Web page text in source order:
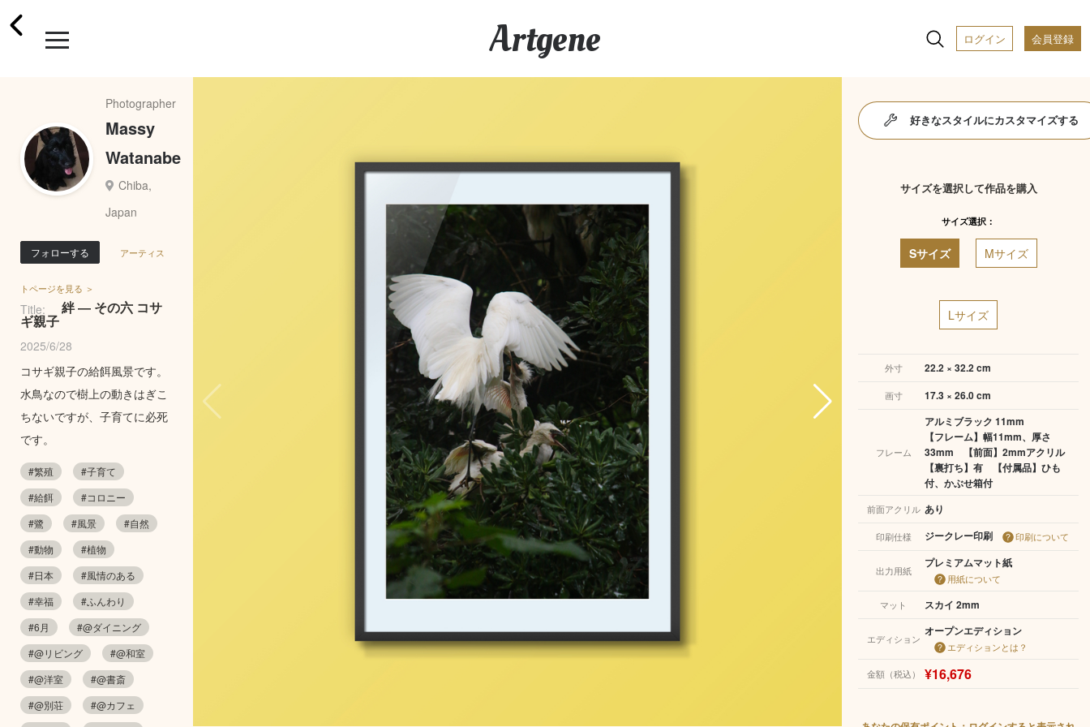
Artgene ログイン 会員登録
Photographer
Massy
Watanabe
Chiba,
Japan
フォローする アーティス
トページを見る ＞
Title: 絆 ― その六 コサ
ギ親子
2025/6/28
コサギ親子の給餌風景です。
水鳥なので樹上の動きはぎこ
ちないですが、子育てに必死
です。
#繁殖
#子育て
#給餌
#コロニー
#鷺
#風景
#自然
#動物
#植物
#日本
#風情のある
#幸福
#ふんわり
#6月
#@ダイニング
#@リビング
#@和室
#@洋室
#@書斎
#@別荘
#@カフェ
好きなスタイルにカスタマイズする
サイズを選択して作品を購入
サイズ選択：
Sサイズ Mサイズ
Lサイズ
外寸 22.2 × 32.2 cm
画寸 17.3 × 26.0 cm
フレーム
アルミブラック 11mm
【フレーム】幅11mm、厚さ
33mm 【前面】2mmアクリル
【裏打ち】有 【付属品】ひも
付、かぶせ箱付
前面アクリル あり
印刷仕様 ジークレー印刷 印刷について
出力用紙
プレミアムマット紙
用紙について
マット
スカイ 2mm
エディション
オープンエディション
エディションとは？
金額（税込） ¥16,676